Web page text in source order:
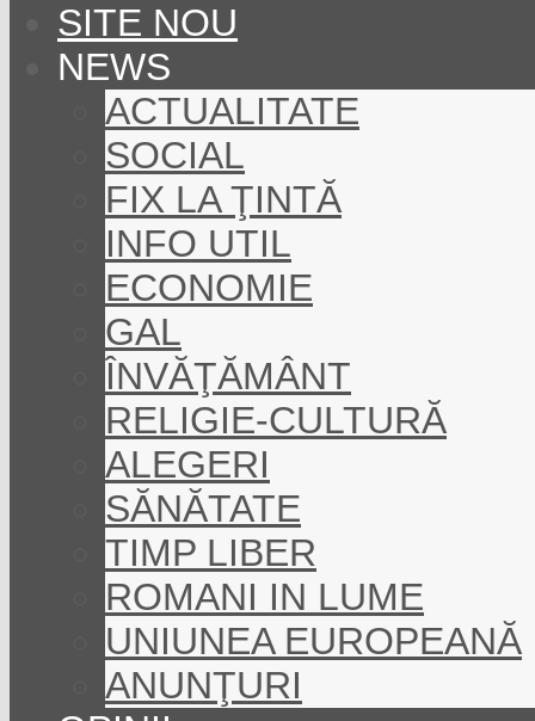
SITE NOU
NEWS
ACTUALITATE
SOCIAL
FIX LA ŢINTĂ
INFO UTIL
ECONOMIE
GAL
ÎNVĂŢĂMÂNT
RELIGIE-CULTURĂ
ALEGERI
SĂNĂTATE
TIMP LIBER
ROMANI IN LUME
UNIUNEA EUROPEANĂ
ANUNŢURI